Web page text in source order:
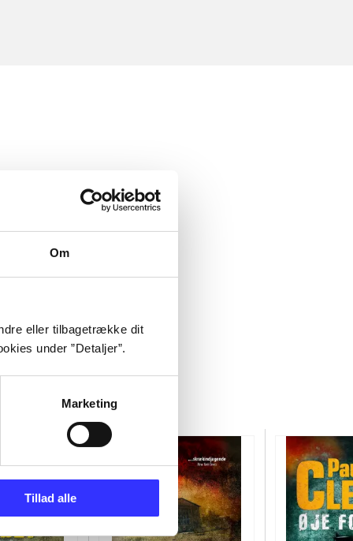
Om
eller tilbagetrække dit
under ”Detaljer”.
Marketing
Tillad alle